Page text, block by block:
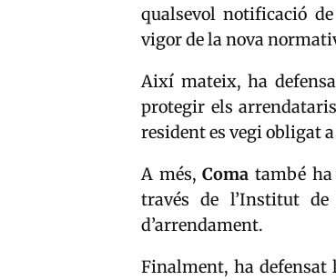
qualsevol notificació
vigor de la nova
Així mateix, ha
protegir els
resident es vegi obligat
A més,Coma també
través de l’Institut de
d’arrendament.
Finalment, ha